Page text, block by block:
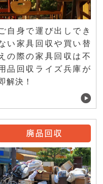
自身で運び出しでき
い家具回収や買い替
えの際の家具回収は不
品回収ライズ兵庫が
解決！
廃品回収